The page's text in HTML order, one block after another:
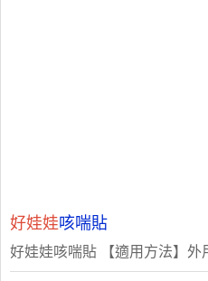
好娃娃咳喘貼
好娃娃咳喘貼 【適用方法】外